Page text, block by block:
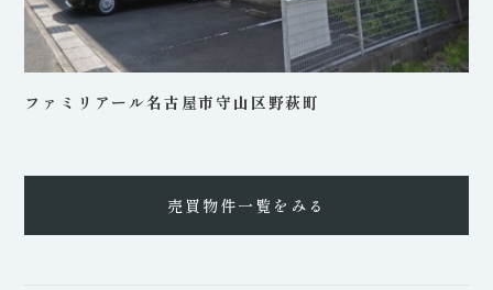
ファミリアール名古屋市守山区野萩町
売買物件一覧をみる